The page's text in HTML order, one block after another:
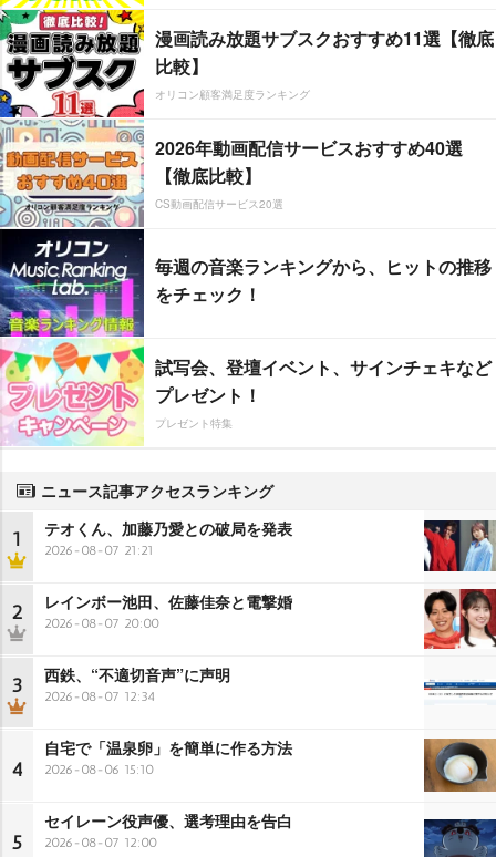
漫画読み放題サブスクおすすめ11選【徹底
比較】
オリコン顧客満足度ランキング
2026年動画配信サービスおすすめ40選
【徹底比較】
CS動画配信サービス20選
毎週の音楽ランキングから、ヒットの推移
をチェック！
試写会、登壇イベント、サインチェキなど
プレゼント！
プレゼント特集
ニュース記事アクセスランキング
1 テオくん、加藤乃愛との破局を発表
2026-08-07 21:21
2 レインボー池田、佐藤佳奈と電撃婚
2026-08-07 20:00
3 西鉄、“不適切音声”に声明
2026-08-07 12:34
4
自宅で「温泉卵」を簡単に作る方法
2026-08-06 15:10
5
セイレーン役声優、選考理由を告白
2026-08-07 12:00